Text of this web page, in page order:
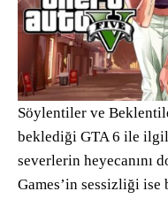
Söylentiler ve
beklediği GTA 6 ile
severlerin heyecanını
Games’in sessizliği ise